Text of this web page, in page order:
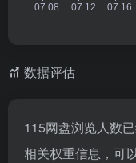
数据评估
115网盘浏览人数
相关权重信息，可